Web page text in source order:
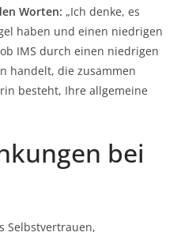
Worten: „Ich denke, es
haben und einen niedrigen
IMS durch einen niedrigen
handelt, die zusammen
besteht, Ihre allgemeine
bei
Selbstvertrauen,